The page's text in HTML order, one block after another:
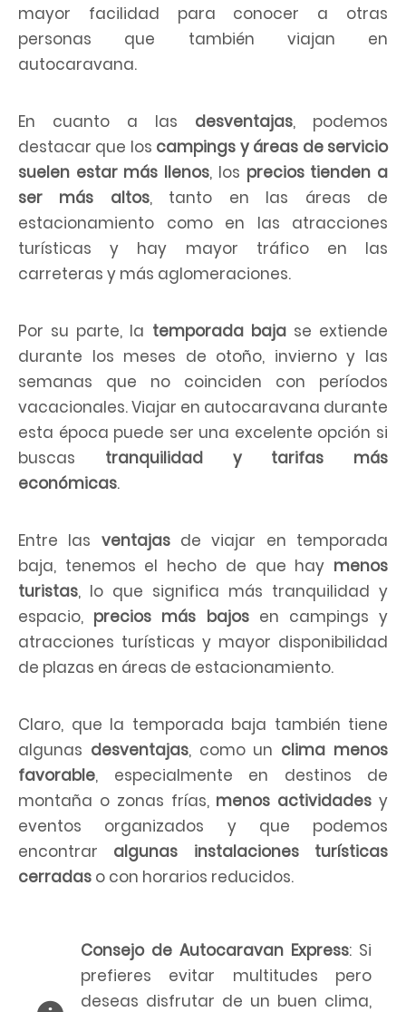
mayor facilidad para conocer a otras
personas que también viajan en
autocaravana.
En cuanto a las desventajas, podemos
destacar que los campings y áreas de servicio
suelen estar más llenos, los precios tienden a
ser más altos, tanto en las áreas de
estacionamiento como en las atracciones
turísticas y hay mayor tráfico en las
carreteras y más aglomeraciones.
Por su parte, la temporada bajase extiende
durante los meses de otoño, invierno y las
semanas que no coinciden con períodos
vacacionales. Viajar en autocaravana durante
esta época puede ser una excelente opción si
buscas tranquilidad y tarifas más
económicas.
Entre las ventajasde viajar en temporada
baja, tenemos el hecho de que hay menos
turistas, lo que significa más tranquilidad y
espacio, precios más bajosen campings y
atracciones turísticas y mayor disponibilidad
de plazas en áreas de estacionamiento.
Claro, que la temporada baja también tiene
algunas desventajas, como un clima menos
favorable, especialmente en destinos de
montaña o zonas frías, menos actividades y
eventos organizados y que podemos
encontrar algunas instalaciones turísticas
cerradas o con horarios reducidos.
Consejo de Autocaravan Express: Si
prefieres evitar multitudes pero
deseas disfrutar de un buen clima,